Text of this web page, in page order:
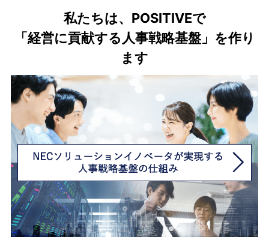
私たちは、POSITIVEで
「経営に貢献する人事戦略基盤」を作り
ます